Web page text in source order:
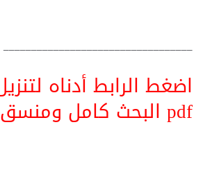
__________________________________
اضغط الرابط أدناه
pdf البحث كامل ومنسق جاهز